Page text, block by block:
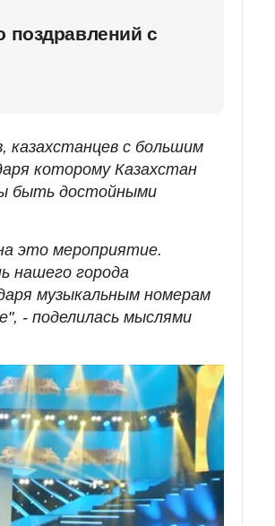
поздравлений с
казахстанцев с большим
которому Казахстан
быть достойными
это мероприятие.
нашего города
музыкальным номерам
- поделилась мыслями